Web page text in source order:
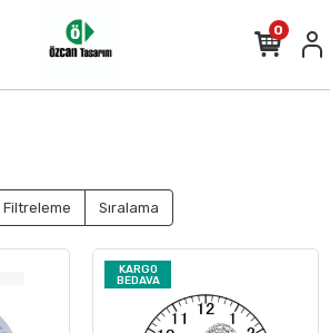
0
Filtreleme Sıralama
KARGO
BEDAVA